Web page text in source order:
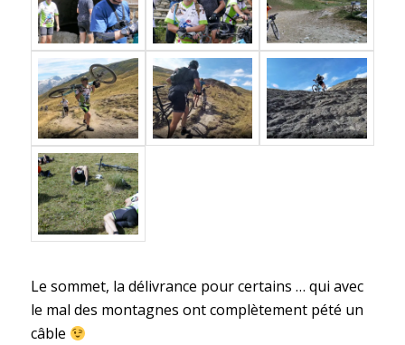
Le sommet, la délivrance pour certains … qui avec
le mal des montagnes ont complètement pété un
câble